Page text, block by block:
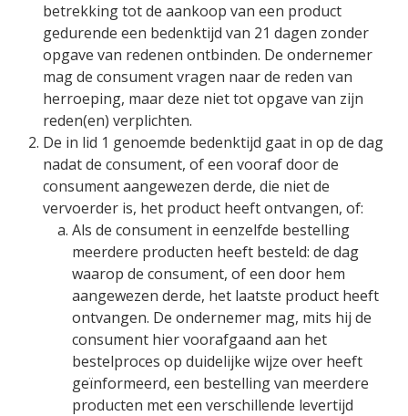
betrekking tot de aankoop van een product
gedurende een bedenktijd van 21 dagen zonder
opgave van redenen ontbinden. De ondernemer
mag de consument vragen naar de reden van
herroeping, maar deze niet tot opgave van zijn
reden(en) verplichten.
De in lid 1 genoemde bedenktijd gaat in op de dag
nadat de consument, of een vooraf door de
consument aangewezen derde, die niet de
vervoerder is, het product heeft ontvangen, of:
Als de consument in eenzelfde bestelling
meerdere producten heeft besteld: de dag
waarop de consument, of een door hem
aangewezen derde, het laatste product heeft
ontvangen. De ondernemer mag, mits hij de
consument hier voorafgaand aan het
bestelproces op duidelijke wijze over heeft
geïnformeerd, een bestelling van meerdere
producten met een verschillende levertijd